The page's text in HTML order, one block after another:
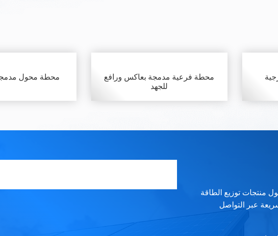
محطة فرعية مدمجة بعاكس ورافع
للجهد
محطة محول
منتجات توزيع الطاقة
عبر التواصل